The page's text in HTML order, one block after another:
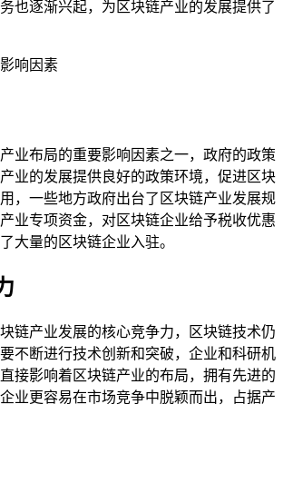
也逐渐兴起，为区块链产业的发展提供了
响因素
业布局的重要影响因素之一，政府的政策
业的发展提供良好的政策环境，促进区块
，一些地方政府出台了区块链产业发展规
业专项资金，对区块链企业给予税收优惠
大量的区块链企业入驻。
链产业发展的核心竞争力，区块链技术仍
不断进行技术创新和突破，企业和科研机
接影响着区块链产业的布局，拥有先进的
业更容易在市场竞争中脱颖而出，占据产